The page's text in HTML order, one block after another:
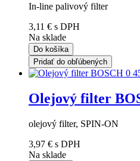
In-line palivový filter
3,11 € s DPH
Na sklade
Do košíka
Pridať do obľúbených
Olejový filter
olejový filter, SPIN-ON
3,97 € s DPH
Na sklade